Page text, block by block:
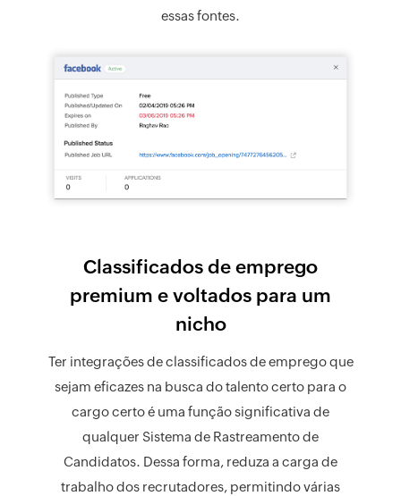
essas fontes.
Classificados de emprego
premium e voltados para um
nicho
Ter integrações de classificados de emprego que
sejam eficazes na busca do talento certo para o
cargo certo é uma função significativa de
qualquer Sistema de Rastreamento de
Candidatos. Dessa forma, reduza a carga de
trabalho dos recrutadores, permitindo várias